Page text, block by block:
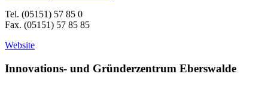
Tel. (05151) 57 85 0
Fax. (05151) 57 85 85
Website
Innovations- und Gründerzentrum Eberswalde